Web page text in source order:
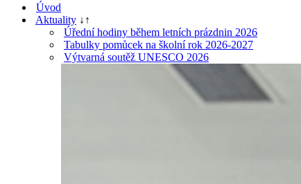
Úvod
Aktuality ↓ ↑
Úřední hodiny během letních prázdnin 2026
Tabulky pomůcek na školní rok 2026-2027
Výtvarná soutěž UNESCO 2026